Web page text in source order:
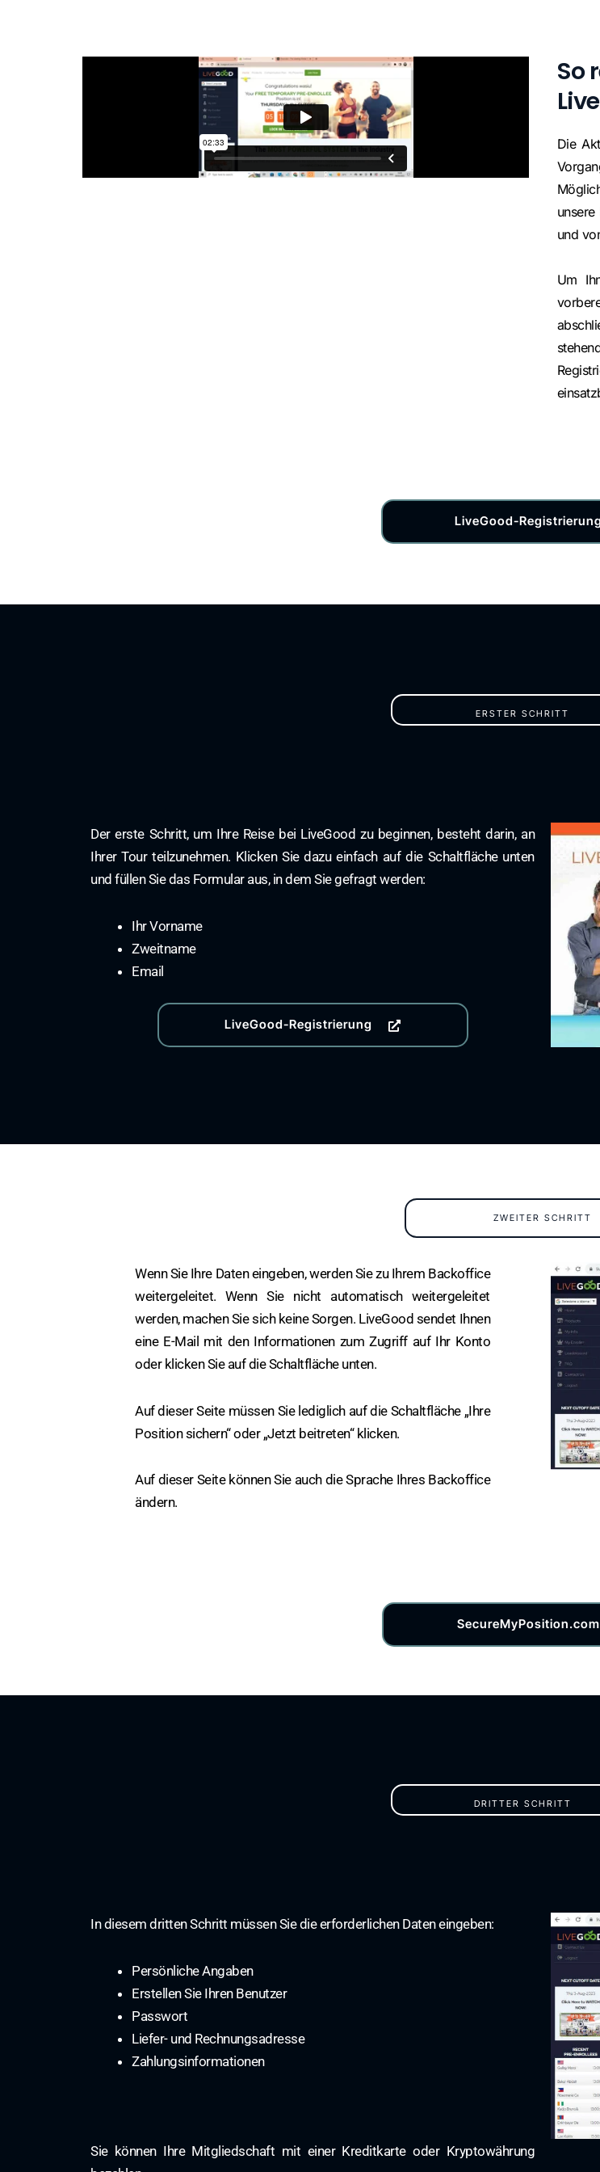
So
Die
und
Um
LiveGood-
ERSTER SCHRITT
Der erste Schritt, um Ihre Reise bei LiveGood zu beginnen, besteht darin, an
Ihrer Tour teilzunehmen. Klicken Sie dazu einfach auf die Schaltfläche unten
und füllen Sie das Formular aus, in dem Sie gefragt werden:
Ihr Vorname
Zweitname
Email
LiveGood-Registrierung
ZWEITER SCHRITT
Wenn Sie Ihre Daten eingeben, werden Sie zu Ihrem Backoffice
weitergeleitet. Wenn Sie nicht automatisch weitergeleitet
werden, machen Sie sich keine Sorgen. LiveGood sendet Ihnen
eine E-Mail mit den Informationen zum Zugriff auf Ihr Konto
oder klicken Sie auf die Schaltfläche unten.
Auf dieser Seite müssen Sie lediglich auf die Schaltfläche „Ihre
Position sichern“ oder „Jetzt beitreten“ klicken.
Auf dieser Seite können Sie auch die Sprache Ihres Backoffice
ändern.
SecureMyPosition.com
DRITTER SCHRITT
In diesem dritten Schritt müssen Sie die erforderlichen Daten eingeben:
Persönliche Angaben
Erstellen Sie Ihren Benutzer
Passwort
Liefer- und Rechnungsadresse
Zahlungsinformationen
Sie können Ihre Mitgliedschaft mit einer Kreditkarte oder Kryptowährung